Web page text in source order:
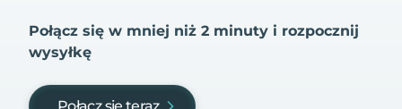
Połącz się w mniej niż 2 minuty i rozpocznij
wysyłkę